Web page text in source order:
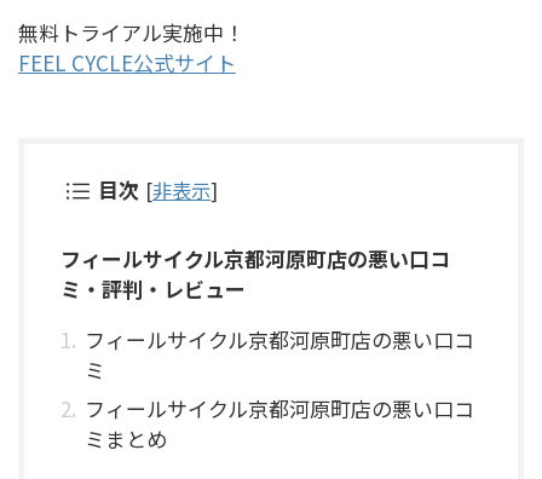
無料トライアル実施中！
FEEL CYCLE公式サイト
目次 [非表示]
フィールサイクル京都河原町店の悪い口コ
ミ・評判・レビュー
フィールサイクル京都河原町店の悪い口コ
ミ
フィールサイクル京都河原町店の悪い口コ
ミまとめ